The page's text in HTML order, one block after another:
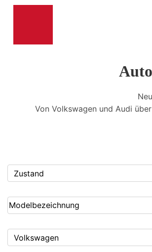
Von Volkswagen und Audi
Zustand
Volkswagen